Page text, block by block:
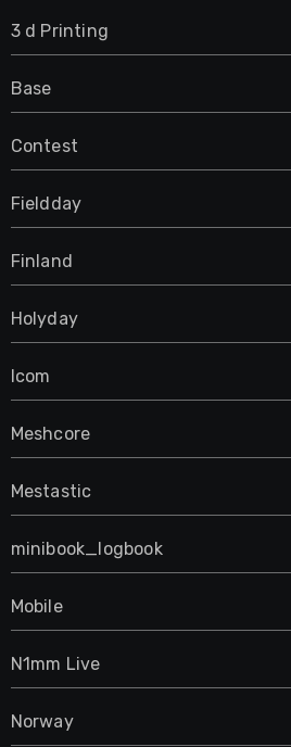
3 d Printing
Base
Contest
Fieldday
Finland
Holyday
Icom
Meshcore
Mestastic
minibook_logbook
Mobile
N1mm Live
Norway